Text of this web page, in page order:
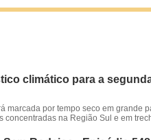
climático para a
marcada por tempo seco em grande
concentradas na Região Sul e em